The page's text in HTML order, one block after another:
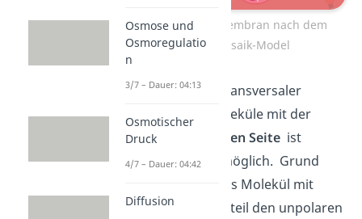
Aufbau der Biomembran nach dem
Flüssig-Mosaik-Model
Ein sogenannter transversaler
Austausch der Moleküle mit der
gegenüberliegenden Seite ist
dagegen schwer möglich. Grund
dafür ist, dass jedes Molekül mit
seinem polaren Anteil den unpolaren
Osmose und
Osmoregulatio
n
3/7 – Dauer: 04:13
Osmotischer
Druck
4/7 – Dauer: 04:42
Diffusion